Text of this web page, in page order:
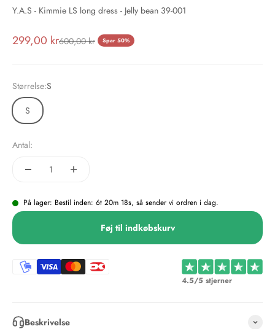
Y.A.S - Kimmie LS long dress - Jelly bean 39-001
Salgspris
299,00 krNormalpris
600,00 kr Spar 50%
Størrelse:S
S
Antal:
På lager: Bestil inden: 6t 20m 18s, så sender vi ordren i dag.
Føj til indkøbskurv
4.5/5 stjerner
Beskrivelse